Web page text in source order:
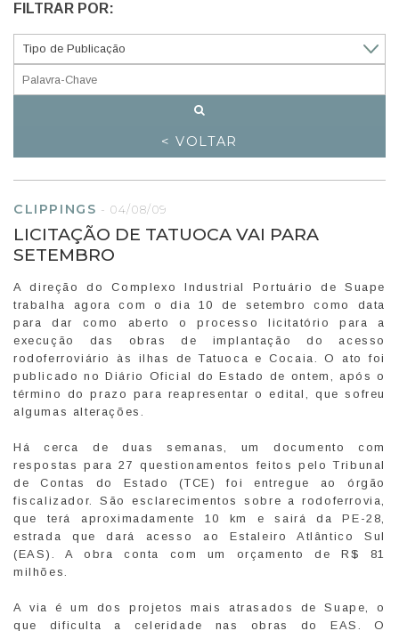
FILTRAR POR:
< VOLTAR
CLIPPINGS -04/08/09
LICITAÇÃO DE TATUOCA VAI PARA
SETEMBRO
A direção do Complexo Industrial Portuário de Suape
trabalha agora com o dia 10 de setembro como data
para dar como aberto o processo licitatório para a
execução das obras de implantação do acesso
rodoferroviário às ilhas de Tatuoca e Cocaia. O ato foi
publicado no Diário Oficial do Estado de ontem, após o
término do prazo para reapresentar o edital, que sofreu
algumas alterações.
Há cerca de duas semanas, um documento com
respostas para 27 questionamentos feitos pelo Tribunal
de Contas do Estado (TCE) foi entregue ao órgão
fiscalizador. São esclarecimentos sobre a rodoferrovia,
que terá aproximadamente 10 km e sairá da PE-28,
estrada que dará acesso ao Estaleiro Atlântico Sul
(EAS). A obra conta com um orçamento de R$ 81
milhões.
A via é um dos projetos mais atrasados de Suape, o
que dificulta a celeridade nas obras do EAS. O